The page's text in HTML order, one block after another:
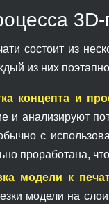
3D-
состоит из
из них
концепта и
и анализируют
с
проработана,
модели к
модели на